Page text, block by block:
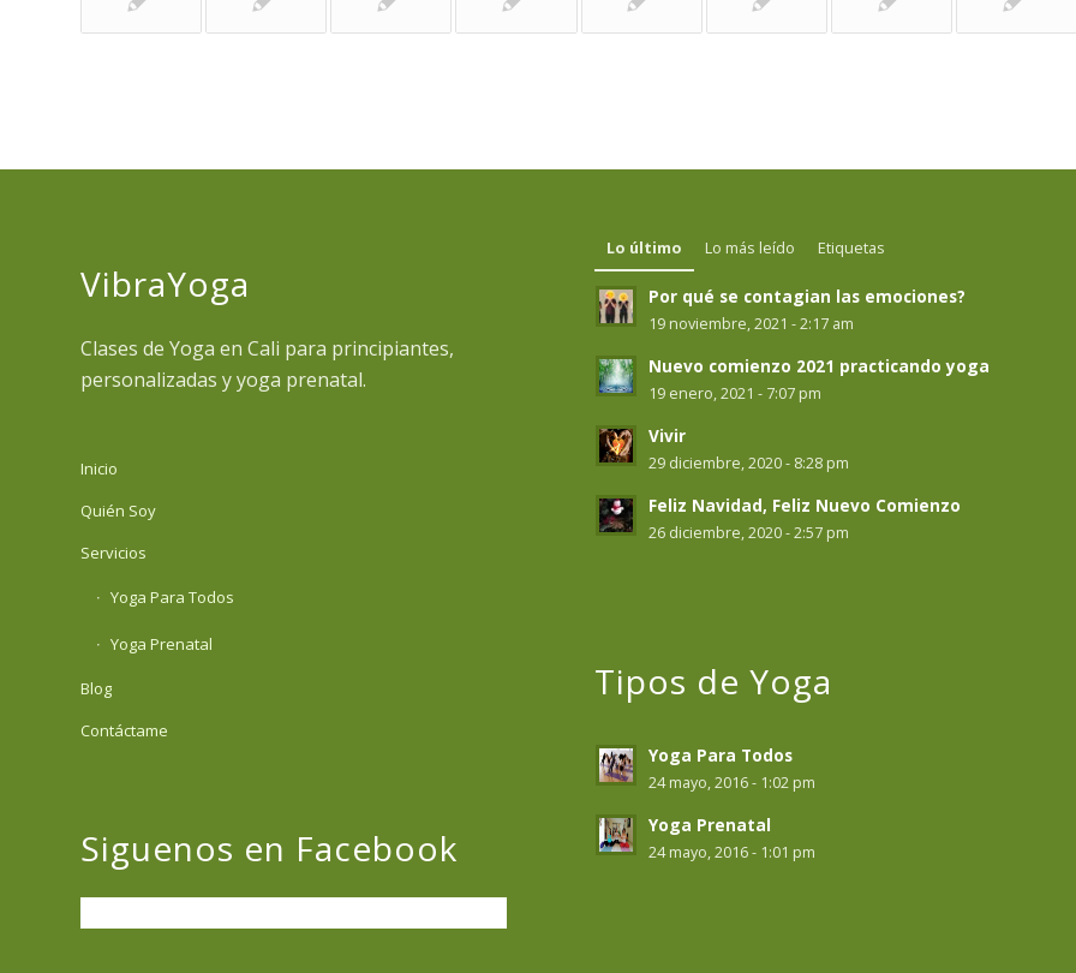
VibraYoga
Clases de Yoga en Cali para principiantes,
personalizadas y yoga prenatal.
Inicio
Quién Soy
Servicios
Yoga Para Todos
Yoga Prenatal
Blog
Contáctame
Siguenos en Facebook
Lo último Lo más leído Etiquetas
Por qué se contagian las emociones?
19 noviembre, 2021 - 2:17 am
Nuevo comienzo 2021 practicando yoga
19 enero, 2021 - 7:07 pm
Vivir
29 diciembre, 2020 - 8:28 pm
Feliz Navidad, Feliz Nuevo Comienzo
26 diciembre, 2020 - 2:57 pm
Tipos de Yoga
Yoga Para Todos
24 mayo, 2016 - 1:02 pm
Yoga Prenatal
24 mayo, 2016 - 1:01 pm